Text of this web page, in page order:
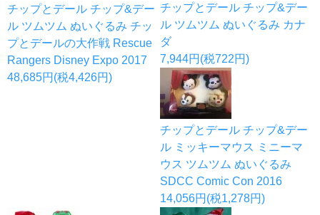
チップとデール チップ&デー
ル ツムツム ぬいぐるみ チッ
プとデールの大作戦 Rescue
Rangers Disney Expo 2017
48,685円(税4,426円)
チップとデール チップ&デー
ル ツムツム ぬいぐるみ カナ
ダ
7,944円(税722円)
チップとデール チップ&デー
ル ミッキーマウス ミニーマ
ウス ツムツム ぬいぐるみ
SDCC Comic Con 2016
14,056円(税1,278円)